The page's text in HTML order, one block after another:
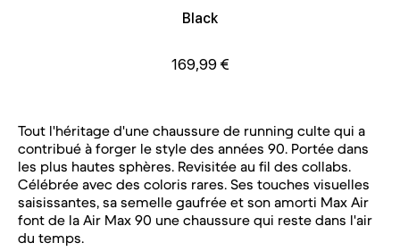
Black
169,99 €
Tout l'héritage d'une chaussure de running culte qui a
contribué à forger le style des années 90. Portée dans
les plus hautes sphères. Revisitée au fil des collabs.
Célébrée avec des coloris rares. Ses touches visuelles
saisissantes, sa semelle gaufrée et son amorti Max Air
font de la Air Max 90 une chaussure qui reste dans l'air
du temps.